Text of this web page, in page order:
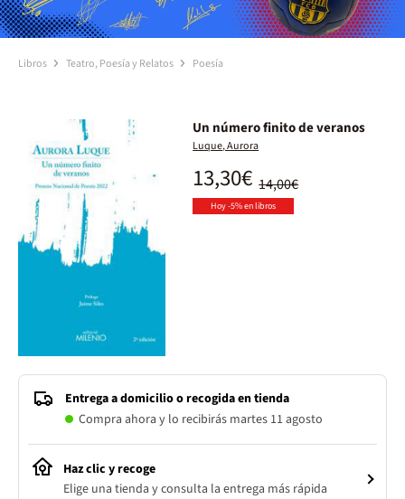
Libros Teatro, Poesía y Relatos Poesía
Un número finito de veranos
Luque, Aurora
14,00€
13,30€
Hoy -5% en libros
Entrega a domicilio o recogida en tienda
Compra ahora y lo recibirás martes 11 agosto
Haz clic y recoge
Elige una tienda y consulta la entrega más rápida